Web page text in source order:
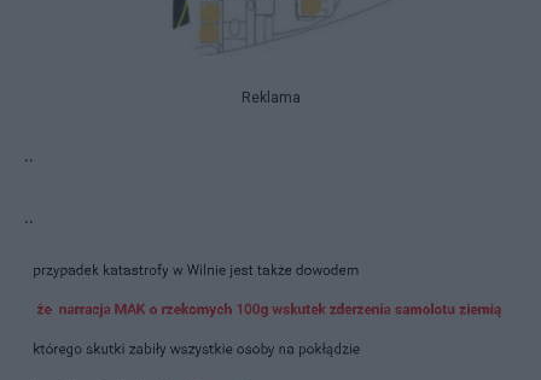
Reklama
..
..